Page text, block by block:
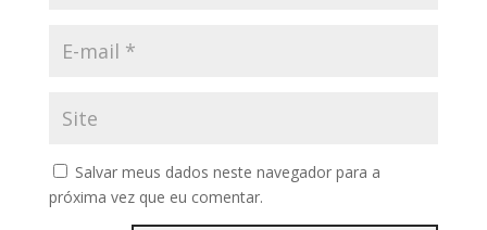
Salvar meus dados neste navegador para a
próxima vez que eu comentar.